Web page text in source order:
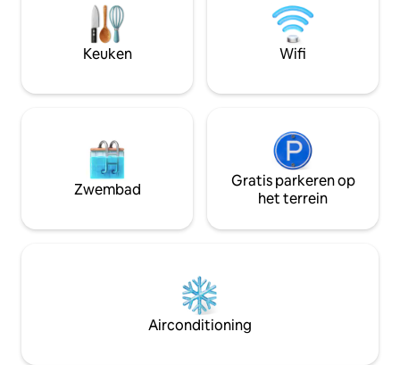
mooiste schouwspelen van de natuur:
een sterrenhemel zoals je die zelden
hebt gezien, waarbij de sterren zo
dichtbij lijken, alsof je ze kunt aanraken
Keuken Wifi
Zwembad
Gratis parkeren op
het terrein
Airconditioning